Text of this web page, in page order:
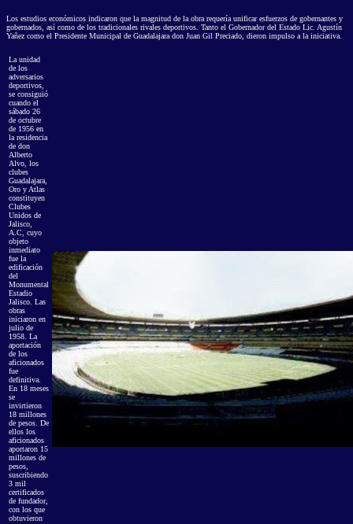
Los estudios económicos indicaron que la magnitud de la obra requería unificar esfuerzos de gobernantes y
gobernados, así como de los tradicionales rivales deportivos. Tanto el Gobernador del Estado Lic. Agustín
Yañez como el Presidente Municipal de Guadalajara don Juan Gil Preciado, dieron impulso a la iniciativa.
La unidad
de los
adversarios
deportivos,
se consiguió
cuando el
sábado 26
de octubre
de 1956 en
la residencia
de don
Alberto
Alvo, los
clubes
Guadalajara,
Oro y Atlas
constituyen
Clubes
Unidos de
Jalisco,
A.C, cuyo
objeto
inmediato
fue la
edificación
del
Monumental
Estadio
Jalisco. Las
obras
iniciaron en
julio de
1958. La
aportación
de los
aficionados
fue
definitiva.
En 18 meses
se
invirtieron
18 millones
de pesos. De
ellos los
aficionados
aportaron 15
millones de
pesos,
suscribiendo
3 mil
certificados
de fundador,
con los que
obtuvieron